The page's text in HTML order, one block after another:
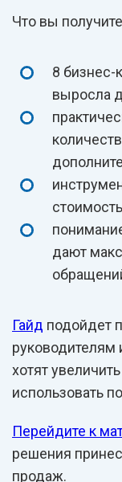
Что вы
8 бизнес-
выросла
дают
Гайд подойдет
руководителям
хотят
использовать
Перейдите к
решения
продаж.